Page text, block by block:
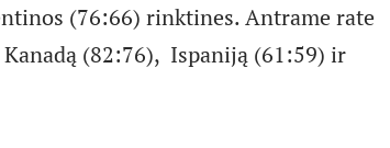
(76:66) rinktines. Antrame rate
(82:76), Ispaniją (61:59) ir